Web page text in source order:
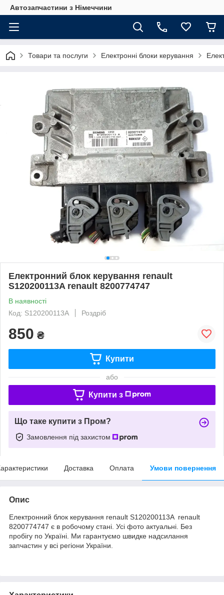
Автозапчастини з Німеччини
Товари та послуги Електронні блоки керування
Електронний блок керування renault
S120200113A renault 8200774747
В наявності
Код: S120200113A
Роздріб
850 ₴
Купити
або
Купити з
Що таке купити з Пром?
Замовлення під захистом
Доставка Оплата Умови повернення
Опис
Електронний блок керування renault S120200113A renault
8200774747 є в робочому стані. Усі фото актуальні. Без
пробігу по Україні. Ми гарантуємо швидке надсилання
запчастин у всі регіони України.